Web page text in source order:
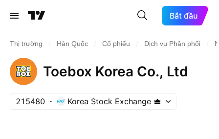
Bắt đầu
Thị trường Hàn Quốc Cổ phiếu Dịch vụ Phân phối
Toebox Korea Co., Ltd
215480 Korea Stock Exchange